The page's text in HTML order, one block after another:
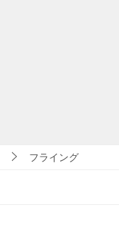
フライング